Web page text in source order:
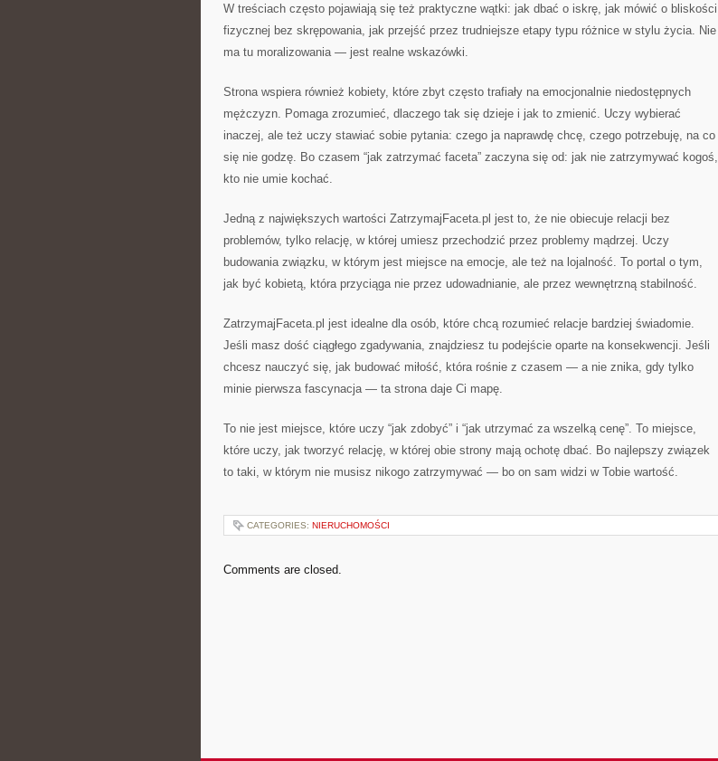
W treściach często pojawiają się też praktyczne wątki: jak dbać o iskrę, jak mówić o bliskości
fizycznej bez skrępowania, jak przejść przez trudniejsze etapy typu różnice w stylu życia. Nie
ma tu moralizowania — jest realne wskazówki.
Strona wspiera również kobiety, które zbyt często trafiały na emocjonalnie niedostępnych
mężczyzn. Pomaga zrozumieć, dlaczego tak się dzieje i jak to zmienić. Uczy wybierać
inaczej, ale też uczy stawiać sobie pytania: czego ja naprawdę chcę, czego potrzebuję, na co
się nie godzę. Bo czasem “jak zatrzymać faceta” zaczyna się od: jak nie zatrzymywać kogoś,
kto nie umie kochać.
Jedną z największych wartości ZatrzymajFaceta.pl jest to, że nie obiecuje relacji bez
problemów, tylko relację, w której umiesz przechodzić przez problemy mądrzej. Uczy
budowania związku, w którym jest miejsce na emocje, ale też na lojalność. To portal o tym,
jak być kobietą, która przyciąga nie przez udowadnianie, ale przez wewnętrzną stabilność.
ZatrzymajFaceta.pl jest idealne dla osób, które chcą rozumieć relacje bardziej świadomie.
Jeśli masz dość ciągłego zgadywania, znajdziesz tu podejście oparte na konsekwencji. Jeśli
chcesz nauczyć się, jak budować miłość, która rośnie z czasem — a nie znika, gdy tylko
minie pierwsza fascynacja — ta strona daje Ci mapę.
To nie jest miejsce, które uczy “jak zdobyć” i “jak utrzymać za wszelką cenę”. To miejsce,
które uczy, jak tworzyć relację, w której obie strony mają ochotę dbać. Bo najlepszy związek
to taki, w którym nie musisz nikogo zatrzymywać — bo on sam widzi w Tobie wartość.
CATEGORIES: NIERUCHOMOŚCI
Comments are closed.